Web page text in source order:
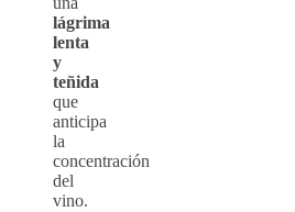
lágrima
lenta
y
teñida
que
anticipa
la
concentración
del
vino.